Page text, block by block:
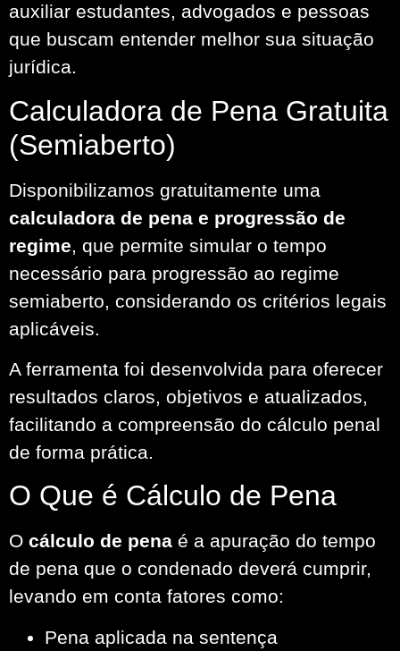
auxiliar estudantes, advogados e pessoas
que buscam entender melhor sua situação
jurídica.
Calculadora de Pena Gratuita
(Semiaberto)
Disponibilizamos gratuitamente uma
calculadora de pena e progressão de
regime , que permite simular o tempo
necessário para progressão ao regime
semiaberto, considerando os critérios legais
aplicáveis.
A ferramenta foi desenvolvida para oferecer
resultados claros, objetivos e atualizados,
facilitando a compreensão do cálculo penal
de forma prática.
O Que é Cálculo de Pena
O cálculo de pena é a apuração do tempo
de pena que o condenado deverá cumprir,
levando em conta fatores como:
Pena aplicada na sentença